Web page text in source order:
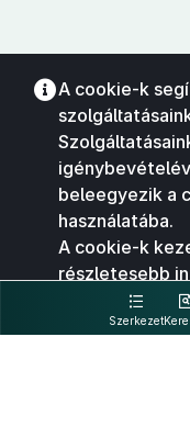
Szerkezet
A cookie-k
beleegyezik a
használatába.
A cookie-k
részletesebb
kattintva